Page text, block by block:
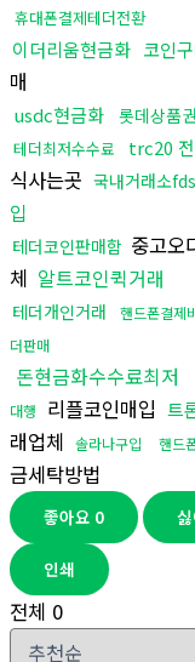
휴대폰결제테더전환
이더리움현금화 코인
매
usdc현금화 롯데상품
테더최저수수료 trc20
식사는곳 국내거래소
입
테더코인판매함 중고오
체 알트코인퀵거래
테더개인거래 핸드폰결제
더판매
돈현금화수수료최저
대행
리플코인매입 트
래업체 솔라나구입 핸드
금세탁방법
좋아요 0
인쇄
전체 0